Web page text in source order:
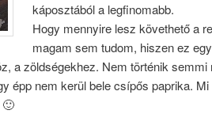
káposztából a legfinomabb.
Hogy mennyire lesz követhető a
magam sem tudom, hiszen ez
a zöldségekhez. Nem történik semmi
épp nem kerül bele csípős paprika.